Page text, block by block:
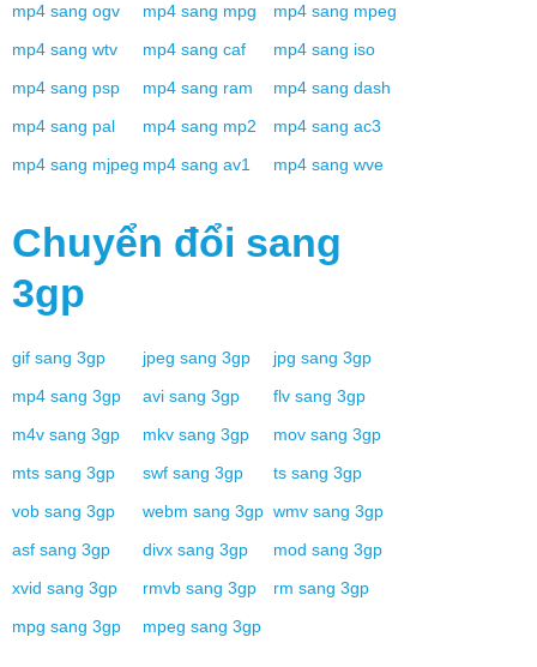
mp4 sang ogv mp4 sang mpg mp4 sang mpeg
mp4 sang wtv mp4 sang caf mp4 sang iso
mp4 sang psp mp4 sang ram mp4 sang dash
mp4 sang pal mp4 sang mp2 mp4 sang ac3
mp4 sang mjpeg mp4 sang av1 mp4 sang wve
Chuyển đổi sang
3gp
gif sang 3gp jpeg sang 3gp jpg sang 3gp
mp4 sang 3gp avi sang 3gp flv sang 3gp
m4v sang 3gp mkv sang 3gp mov sang 3gp
mts sang 3gp swf sang 3gp ts sang 3gp
vob sang 3gp webm sang 3gp wmv sang 3gp
asf sang 3gp divx sang 3gp mod sang 3gp
xvid sang 3gp rmvb sang 3gp rm sang 3gp
mpg sang 3gp mpeg sang 3gp